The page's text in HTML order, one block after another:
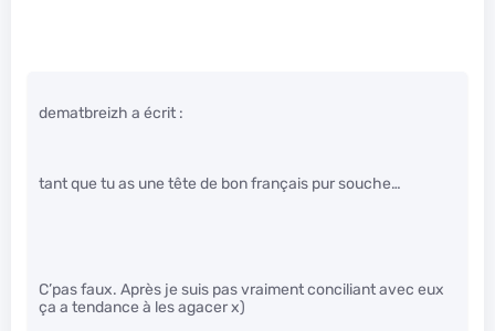
dematbreizh a écrit :
tant que tu as une tête de bon français pur souche…
C’pas faux. Après je suis pas vraiment conciliant avec eux
ça a tendance à les agacer x)